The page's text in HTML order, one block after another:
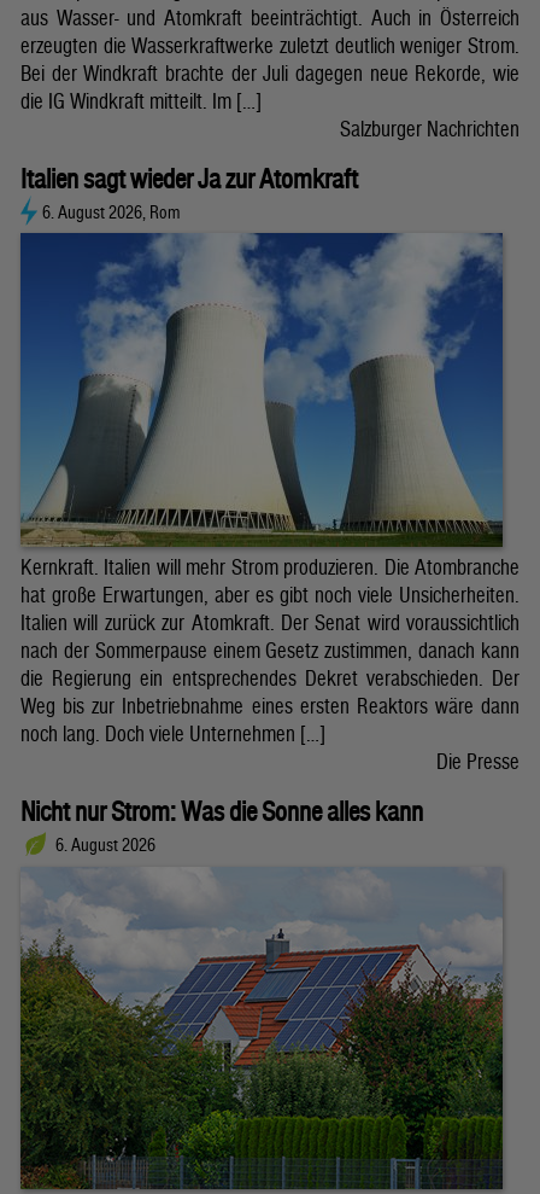
aus Wasser- und Atomkraft beeinträchtigt. Auch in Österreich
erzeugten die Wasserkraftwerke zuletzt deutlich weniger Strom.
Bei der Windkraft brachte der Juli dagegen neue Rekorde, wie
die IG Windkraft mitteilt. Im […]
Salzburger Nachrichten
Italien sagt wieder Ja zur Atomkraft
6. August 2026, Rom
Kernkraft. Italien will mehr Strom produzieren. Die Atombranche
hat große Erwartungen, aber es gibt noch viele Unsicherheiten.
Italien will zurück zur Atomkraft. Der Senat wird voraussichtlich
nach der Sommerpause einem Gesetz zustimmen, danach kann
die Regierung ein entsprechendes Dekret verabschieden. Der
Weg bis zur Inbetriebnahme eines ersten Reaktors wäre dann
noch lang. Doch viele Unternehmen […]
Die Presse
Nicht nur Strom: Was die Sonne alles kann
6. August 2026